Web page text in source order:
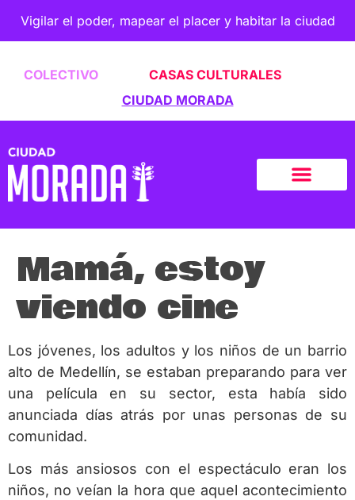
Vigilar el poder, mapear el placer y habitar la ciudad
COLECTIVO
CASAS CULTURALES
CIUDAD MORADA
Mamá, estoy
viendo cine
Los jóvenes, los adultos y los niños de un barrio
alto de Medellín, se estaban preparando para ver
una película en su sector, esta había sido
anunciada días atrás por unas personas de su
comunidad.
Los más ansiosos con el espectáculo eran los
niños, no veían la hora que aquel acontecimiento